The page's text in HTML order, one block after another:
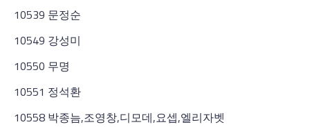
10539 문정순
10549 강성미
10550 무명
10551 정석환
10558 박종늠,조영창,디모데,요셉,엘리자벳